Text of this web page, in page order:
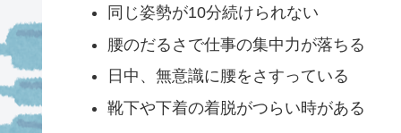
同じ姿勢が10分続けられない
腰のだるさで仕事の集中力が落ちる
日中、無意識に腰をさすっている
靴下や下着の着脱がつらい時がある